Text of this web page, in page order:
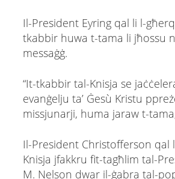
Il-President Eyring qal li l-
tkabbir huwa t-tama li jħossu
messaġġ.
“It-tkabbir tal-Knisja se
evanġelju ta’ Ġesù Kristu
missjunarji, huma jaraw t-
Il-President Christofferson qal
Knisja jfakkru fit-tagħlim tal-
M. Nelson dwar il-ġabra tal-